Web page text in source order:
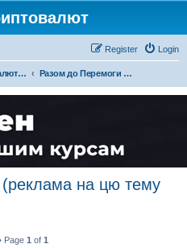
Login
Register
Форум криптовалют українською Разом до Перемоги 🔥 (реклама на цю тему безкоштовно)
на цю тему
Page 1 of 1